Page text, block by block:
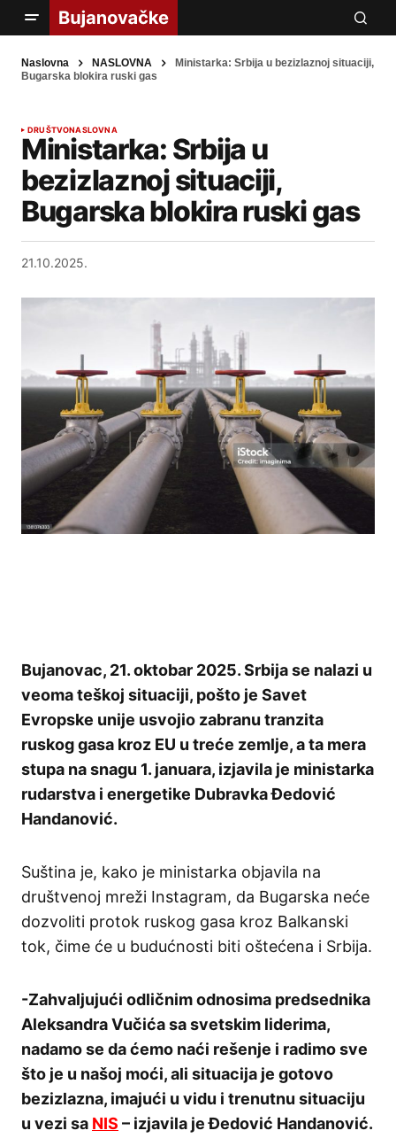
Naslovna NASLOVNA
Ministarka: Srbija u bezizlaznoj situaciji,
Bugarska blokira ruski gas
DRUŠTVONASLOVNA
Ministarka: Srbija u
bezizlaznoj situaciji,
Bugarska blokira ruski gas
21.10.2025.
Bujanovac, 21. oktobar 2025. Srbija se nalazi u
veoma teškoj situaciji, pošto je Savet
Evropske unije usvojio zabranu tranzita
ruskog gasa kroz EU u treće zemlje, a ta mera
stupa na snagu 1. januara, izjavila je ministarka
rudarstva i energetike Dubravka Đedović
Handanović.
Suština je, kako je ministarka objavila na
društvenoj mreži Instagram, da Bugarska neće
dozvoliti protok ruskog gasa kroz Balkanski
tok, čime će u budućnosti biti oštećena i Srbija.
-Zahvaljujući odličnim odnosima predsednika
Aleksandra Vučića sa svetskim liderima,
nadamo se da ćemo naći rešenje i radimo sve
što je u našoj moći, ali situacija je gotovo
bezizlazna, imajući u vidu i trenutnu situaciju
u vezi sa NIS – izjavila je Đedović Handanović.